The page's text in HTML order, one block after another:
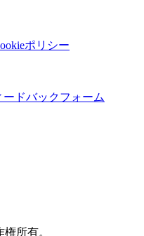
ポリシー
ードバックフォーム
所有。